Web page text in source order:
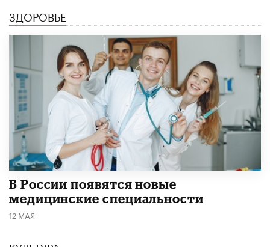
ЗДОРОВЬЕ
В России появятся новые
медицинские специальности
12 МАЯ